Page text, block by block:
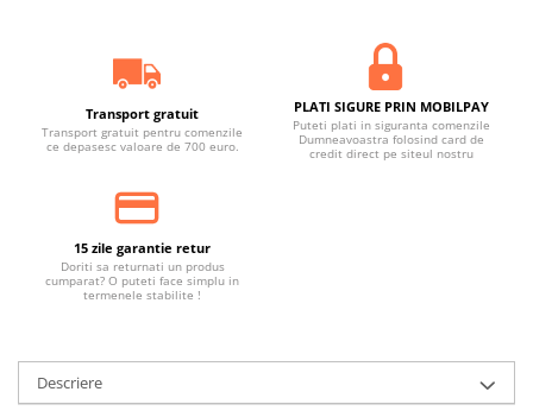
Transport gratuit
Transport gratuit pentru comenzile
ce depasesc valoare de 700 euro.
PLATI SIGURE PRIN MOBILPAY
Puteti plati in siguranta comenzile
Dumneavoastra folosind card de
credit direct pe siteul nostru
15 zile garantie retur
Doriti sa returnati un produs
cumparat? O puteti face simplu in
termenele stabilite !
Descriere